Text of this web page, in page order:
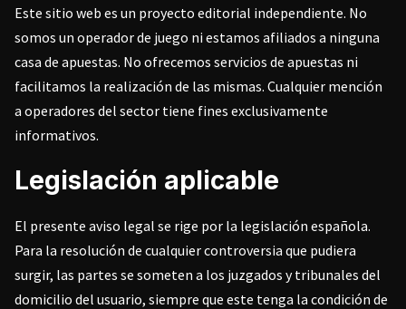
Este sitio web es un proyecto editorial independiente. No
somos un operador de juego ni estamos afiliados a ninguna
casa de apuestas. No ofrecemos servicios de apuestas ni
facilitamos la realización de las mismas. Cualquier mención
a operadores del sector tiene fines exclusivamente
informativos.
Legislación aplicable
El presente aviso legal se rige por la legislación española.
Para la resolución de cualquier controversia que pudiera
surgir, las partes se someten a los juzgados y tribunales del
domicilio del usuario, siempre que este tenga la condición de